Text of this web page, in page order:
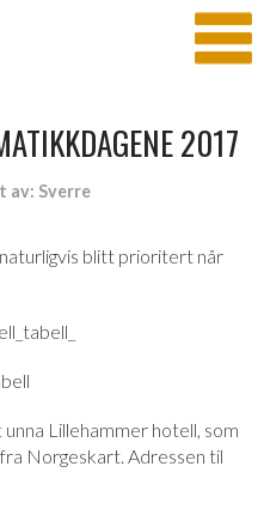
2017
av: Sverre
blitt prioritert når
Lillehammer hotell, som
Norgeskart. Adressen til